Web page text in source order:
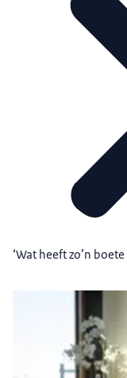
‘Wat heeft zo’n